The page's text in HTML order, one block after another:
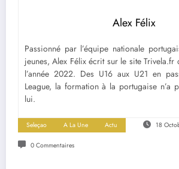
Alex Félix
Passionné par l’équipe nationale
jeunes, Alex Félix écrit sur le site
l’année 2022. Des U16 aux U21 en
League, la formation à la portugaise n’a
lui.
Seleçao A La Une Actu 18
0 Commentaires